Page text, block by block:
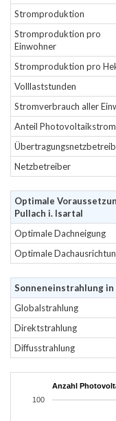
Stromproduktion
Stromproduktion pro
Einwohner
Stromproduktion pro
Volllaststunden
Stromverbrauch aller
Anteil Photovoltaikstrom
Netzbetreiber
Optimale
Pullach i. Isartal
Optimale Dachneigung
Optimale
Sonneneinstrahlung in
Globalstrahlung
Direktstrahlung
Diffusstrahlung
Anzahl
100